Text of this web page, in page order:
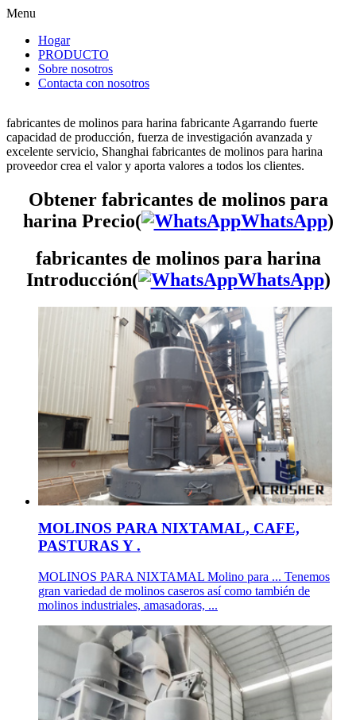
Menu
Hogar
PRODUCTO
Sobre nosotros
Contacta con nosotros
fabricantes de molinos para harina fabricante Agarrando fuerte
capacidad de producción, fuerza de investigación avanzada y
excelente servicio, Shanghai fabricantes de molinos para harina
proveedor crea el valor y aporta valores a todos los clientes.
Obtener fabricantes de molinos para
harina Precio(
WhatsApp)
fabricantes de molinos para harina
Introducción(
WhatsApp)
MOLINOS PARA NIXTAMAL, CAFE,
PASTURAS Y .
MOLINOS PARA NIXTAMAL Molino para ... Tenemos
gran variedad de molinos caseros así como también de
molinos industriales, amasadoras, ...